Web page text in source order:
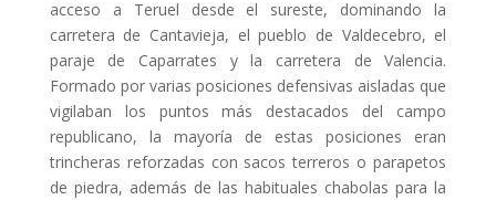
acceso a Teruel desde el sureste, dominando la
carretera de Cantavieja, el pueblo de Valdecebro, el
paraje de Caparrates y la carretera de Valencia.
Formado por varias posiciones defensivas aisladas que
vigilaban los puntos más destacados del campo
republicano, la mayoría de estas posiciones eran
trincheras reforzadas con sacos terreros o parapetos
de piedra, además de las habituales chabolas para la